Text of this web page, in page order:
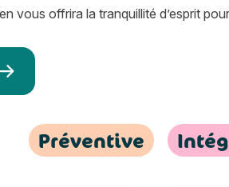
vous offrira la tranquillité d’esprit
animaux :
Assurance
Préventive